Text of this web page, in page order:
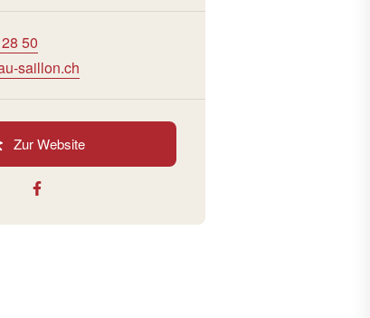
50
saillon.ch
Zur Website